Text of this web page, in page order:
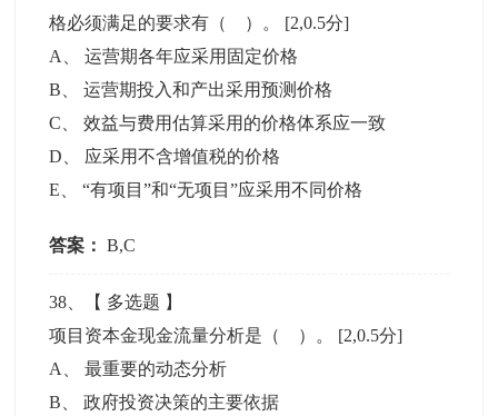
格必须满足的要求有（ ）。 [2,0.5分]
A
、运营期各年应采用固定价格
B 、运营期投入和产出采用预测价格
C 、效益与费用估算采用的价格体系应一致
D
应采用不含增值税的价格
E 、“有项目”和“无项目”应采用不同价格
答案： B,C
38 、【 多选题 】
项目资本金现金流量分析是（ ）。 [2,0.5分]
A
、最重要的动态分析
B 、政府投资决策的主要依据